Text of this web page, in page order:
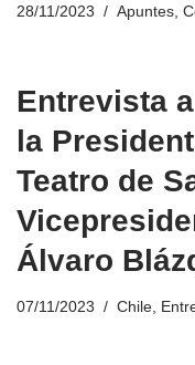
28/11/2023 Apuntes
Entrevista
la
Teatro de
Álvaro
07/11/2023 Chile